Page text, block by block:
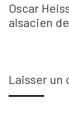
Oscar
alsacien
Laisser un